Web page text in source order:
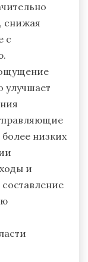
снижая
с
улучшает
низких
и